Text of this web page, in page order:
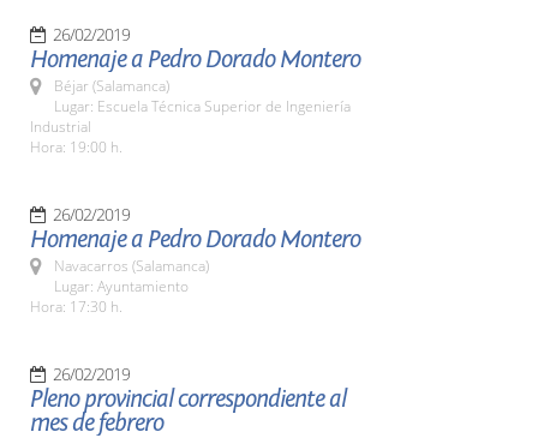
26/02/2019
Homenaje a Pedro Dorado Montero
Béjar (Salamanca)
Lugar: Escuela Técnica Superior de Ingeniería
Industrial
Hora: 19:00 h.
26/02/2019
Homenaje a Pedro Dorado Montero
Navacarros (Salamanca)
Lugar: Ayuntamiento
Hora: 17:30 h.
26/02/2019
Pleno provincial correspondiente al
mes de febrero